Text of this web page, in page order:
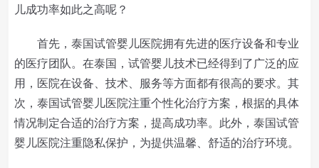
儿成功率如此之高呢？
首先，泰国试管婴儿医院拥有先进的医疗设备和专业
的医疗团队。在泰国，试管婴儿技术已经得到了广泛的应
用，医院在设备、技术、服务等方面都有很高的要求。其
次，泰国试管婴儿医院注重个性化治疗方案，根据的具体
情况制定合适的治疗方案，提高成功率。此外，泰国试管
婴儿医院注重隐私保护，为提供温馨、舒适的治疗环境。